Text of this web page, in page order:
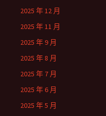
2025 年 12 月
2025 年 11 月
2025 年 9 月
2025 年 8 月
2025 年 7 月
2025 年 6 月
2025 年 5 月